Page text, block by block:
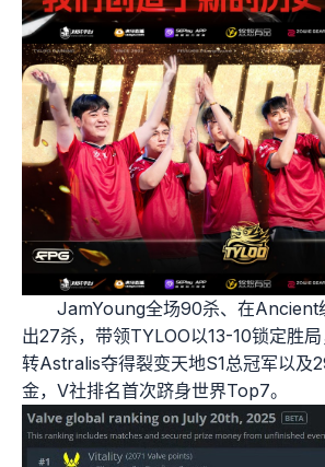
JamYoung全场90杀、在Ancient
出27杀，带领TYLOO以13-10锁定胜
转Astralis夺得裂变天地S1总冠军以及
金，V社排名首次跻身世界Top7。